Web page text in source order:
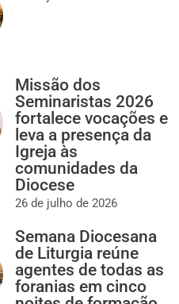
Missão dos
Seminaristas 2026
fortalece vocações e
leva a presença da
Igreja às
comunidades da
Diocese
26 de julho de 2026
Semana Diocesana
de Liturgia reúne
agentes de todas as
foranias em cinco